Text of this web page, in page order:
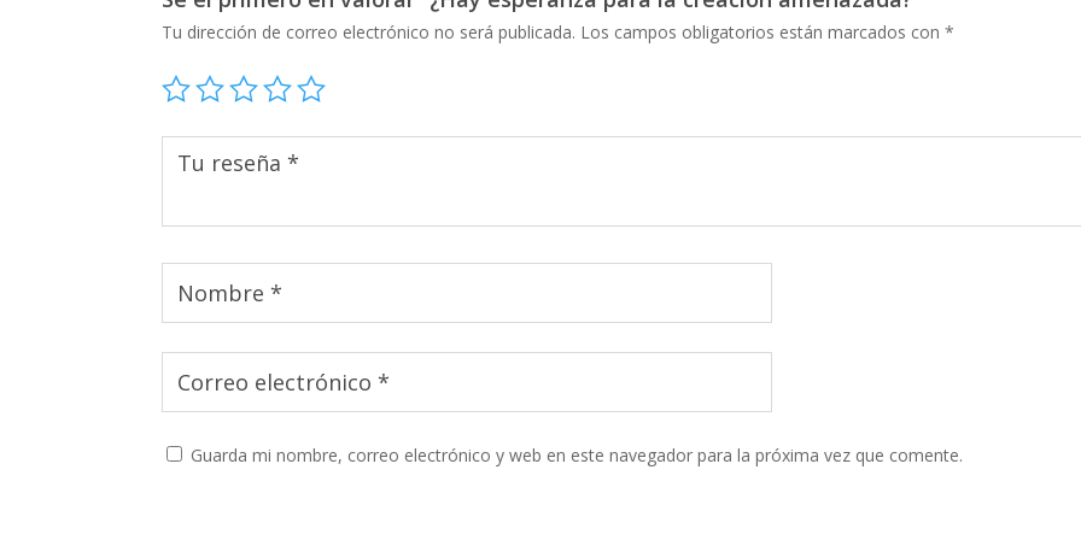
Tu dirección de correo electrónico no será publicada. Los campos obligatorios están marcados con*
Guarda mi nombre, correo electrónico y web en este navegador para la próxima vez que comente.